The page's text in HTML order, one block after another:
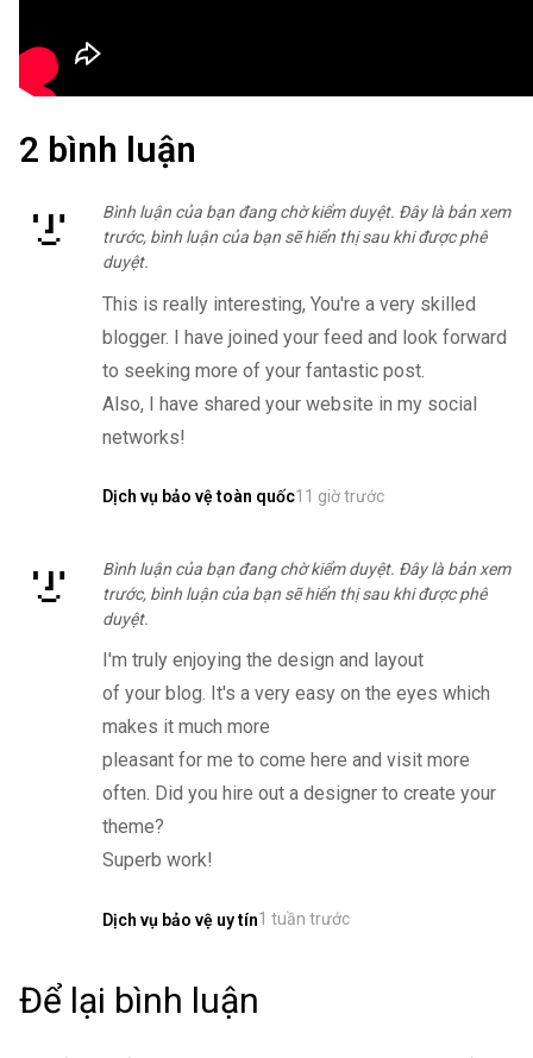
2 bình luận
Bình luận của bạn đang chờ kiểm duyệt. Đây là bản xem
trước, bình luận của bạn sẽ hiển thị sau khi được phê
duyệt.
This is really interesting, You're a very skilled
blogger. I have joined your feed and look forward
to seeking more of your fantastic post.
Also, I have shared your website in my social
networks!
Dịch vụ bảo vệ toàn quốc11 giờ trước
Bình luận của bạn đang chờ kiểm duyệt. Đây là bản xem
trước, bình luận của bạn sẽ hiển thị sau khi được phê
duyệt.
I'm truly enjoying the design and layout
of your blog. It's a very easy on the eyes which
makes it much more
pleasant for me to come here and visit more
often. Did you hire out a designer to create your
theme?
Superb work!
Dịch vụ bảo vệ uy tín1 tuần trước
Để lại bình luận